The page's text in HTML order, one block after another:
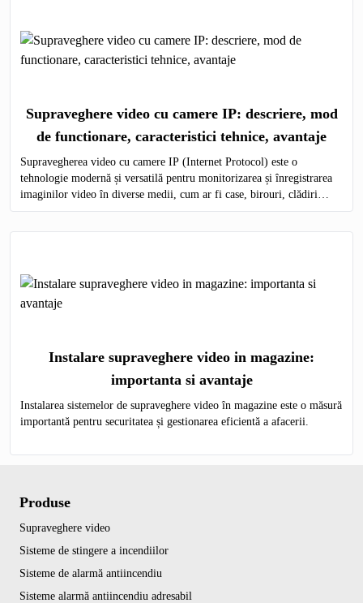
Supraveghere video cu camere IP: descriere, mod
de functionare, caracteristici tehnice, avantaje
Supravegherea video cu camere IP (Internet Protocol) este o
tehnologie modernă și versatilă pentru monitorizarea și înregistrarea
imaginilor video în diverse medii, cum ar fi case, birouri, clădiri
comerciale, instituții publice și industriale.
Instalare supraveghere video in magazine:
importanta si avantaje
Instalarea sistemelor de supraveghere video în magazine este o măsură
importantă pentru securitatea și gestionarea eficientă a afacerii.
Produse
Supraveghere video
Sisteme de stingere a incendiilor
Sisteme de alarmă antiincendiu
Sisteme alarmă antiincendiu adresabil